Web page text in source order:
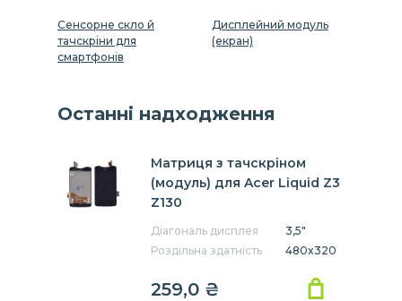
Сенсорне скло й
тачскріни для
смартфонів
Дисплейний модуль
(екран)
Останні надходження
Матриця з тачскріном
(модуль) для Acer Liquid Z3
Z130
Діагональ дисплея
3,5"
Роздільна здатність
480x320
259,0 ₴